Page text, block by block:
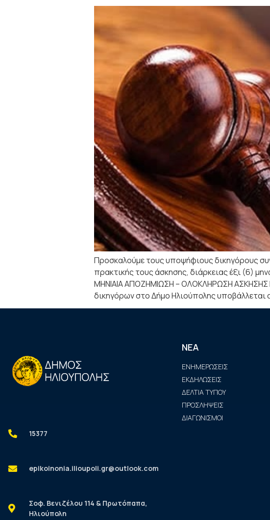
Προσκαλούμε τους υποψήφιους δικηγόρους
πρακτικής τους άσκησης, διάρκειας έξι (6)
ΜΗΝΙΑΙΑ ΑΠΟΖΗΜΙΩΣΗ – ΟΛΟΚΛΗΡΩΣΗ ΑΣΚΗΣΗΣ
δικηγόρων στο Δήμο Ηλιούπολης υποβάλλεται
15377
epikoinonia.ilioupoli.gr@outlook.com
Σοφ. Βενιζέλου 114 & Πρωτόπαπα,
Ηλιούπολη
ΝΕΑ
ΕΝΗΜΕΡΩΣΕΙΣ
ΕΚΔΗΛΩΣΕΙΣ
ΔΕΛΤΙΑ ΤΥΠΟΥ
ΠΡΟΣΛΗΨΕΙΣ
ΔΙΑΓΩΝΙΣΜΟΙ